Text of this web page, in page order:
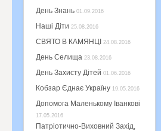
День Знань 01.09.2016
Наші Діти 25.08.2016
СВЯТО В КАМЯНЦІ 24.08.2016
День Селища 23.08.2016
День Захисту Дітей 01.06.2016
Кобзар Єднає Україну 19.05.2016
Допомога Маленькому Іванкові
17.05.2016
Патріотично-Виховний Захід,